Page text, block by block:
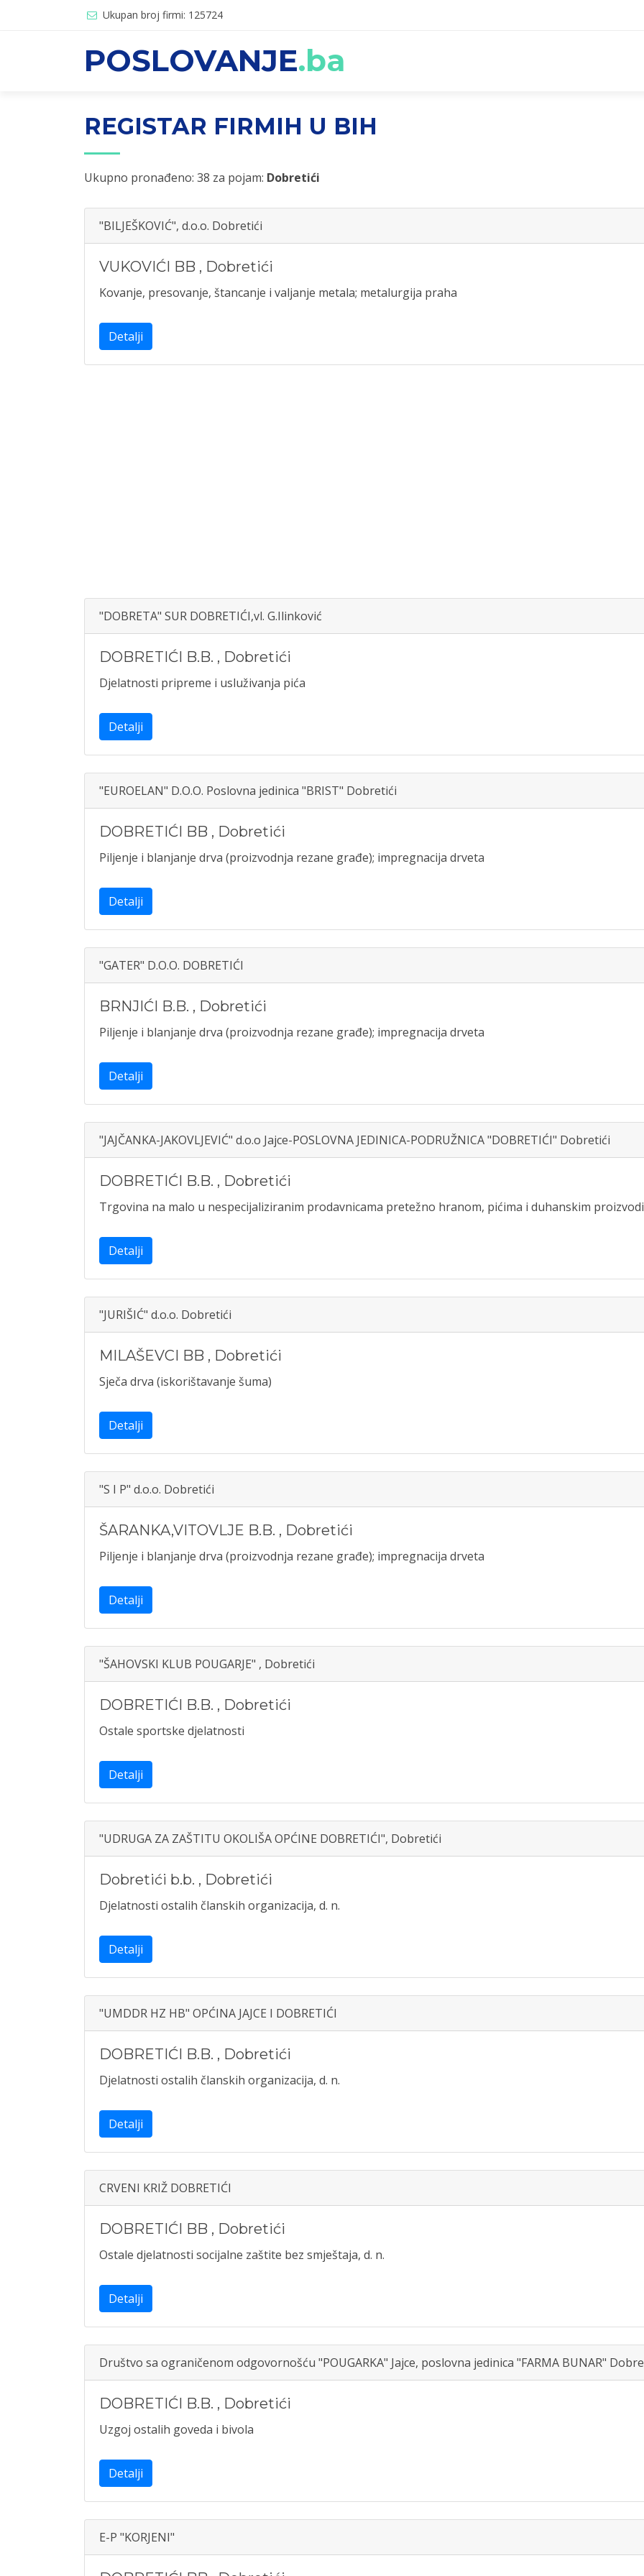
Ukupan broj firmi: 125724
POSLOVANJE.ba
REGISTAR FIRMIH U BIH
Ukupno pronađeno: 38 za pojam: Dobretići
"BILJEŠKOVIĆ", d.o.o. Dobretići
VUKOVIĆI BB , Dobretići
Kovanje, presovanje, štancanje i valjanje metala; metalurgija praha
Detalji
"DOBRETA" SUR DOBRETIĆI,vl. G.Ilinković
DOBRETIĆI B.B. , Dobretići
Djelatnosti pripreme i usluživanja pića
Detalji
"EUROELAN" D.O.O. Poslovna jedinica "BRIST" Dobretići
DOBRETIĆI BB , Dobretići
Piljenje i blanjanje drva (proizvodnja rezane građe); impregnacija drveta
Detalji
"GATER" D.O.O. DOBRETIĆI
BRNJIĆI B.B. , Dobretići
Piljenje i blanjanje drva (proizvodnja rezane građe); impregnacija drveta
Detalji
"JAJČANKA-JAKOVLJEVIĆ" d.o.o Jajce-POSLOVNA JEDINICA-PODRUŽNICA "DOBRETIĆI" Dobretići
DOBRETIĆI B.B. , Dobretići
Trgovina na malo u nespecijaliziranim prodavnicama pretežno hranom, pićima i duhanskim
Detalji
"JURIŠIĆ" d.o.o. Dobretići
MILAŠEVCI BB , Dobretići
Sječa drva (iskorištavanje šuma)
Detalji
"S I P" d.o.o. Dobretići
ŠARANKA,VITOVLJE B.B. , Dobretići
Piljenje i blanjanje drva (proizvodnja rezane građe); impregnacija drveta
Detalji
"ŠAHOVSKI KLUB POUGARJE" , Dobretići
DOBRETIĆI B.B. , Dobretići
Ostale sportske djelatnosti
Detalji
"UDRUGA ZA ZAŠTITU OKOLIŠA OPĆINE DOBRETIĆI", Dobretići
Dobretići b.b. , Dobretići
Djelatnosti ostalih članskih organizacija, d. n.
Detalji
"UMDDR HZ HB" OPĆINA JAJCE I DOBRETIĆI
DOBRETIĆI B.B. , Dobretići
Djelatnosti ostalih članskih organizacija, d. n.
Detalji
CRVENI KRIŽ DOBRETIĆI
DOBRETIĆI BB , Dobretići
Ostale djelatnosti socijalne zaštite bez smještaja, d. n.
Detalji
Društvo sa ograničenom odgovornošću "POUGARKA" Jajce, poslovna jedinica "FARMA BUNAR"
DOBRETIĆI B.B. , Dobretići
Uzgoj ostalih goveda i bivola
Detalji
E-P "KORJENI"